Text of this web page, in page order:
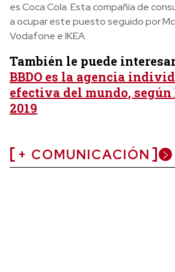
es Coca Cola. Esta compañía de
a ocupar este puesto seguido por
Vodafone e IKEA.
También le puede
BBDO es la agencia
efectiva del mundo,
2019
+ COMUNICACIÓN